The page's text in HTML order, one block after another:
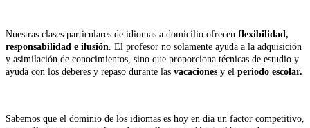
Nuestras clases particulares de idiomas a domicilio ofrecen flexibilidad,
responsabilidad e ilusión . El profesor no solamente ayuda a la adquisición
y asimilación de conocimientos, sino que proporciona técnicas de estudio y
ayuda con los deberes y repaso durante las vacaciones y el periodo escolar.
Sabemos que el dominio de los idiomas es hoy en dia un factor competitivo,